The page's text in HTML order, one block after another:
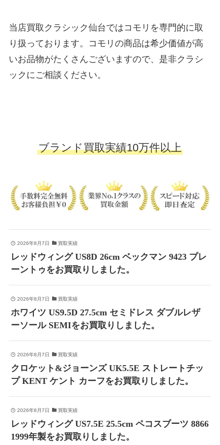
当店買取クラシック仙台ではコモリを専門的に取
り扱っております。コモリの商品は希少価値が高
いお品物がたくさんございますので、是非クラシ
ックにご相談ください。
ブランド買取実績10万件以上
2026年8月7日 買取実績
レッドウィング US8D 26cm ベックマン 9423 プレ
ーントゥをお買取りしました。
2026年8月7日 買取実績
ホワイツ US9.5D 27.5cm セミドレス ダブルレザ
ーソール SEMIをお買取りしました。
2026年8月7日 買取実績
クロケット&ジョーンズ UK5.5E ストレートチッ
プ KENT ケント カーフをお買取りしました。
2026年8月7日 買取実績
レッドウィング US7.5E 25.5cm ペコスブーツ 8866
1999年製をお買取りしました。